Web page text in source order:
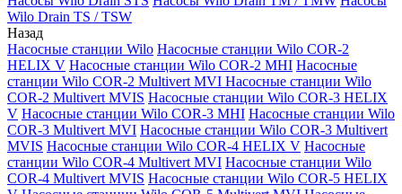
Wilo Drain TS / TSW
Назад
Насосные станции Wilo Насосные станции Wilo COR-2
HELIX V Насосные станции Wilo COR-2 MHI Насосные
станции Wilo COR-2 Multivert MVI Насосные станции Wilo
COR-2 Multivert MVIS Насосные станции Wilo COR-3 HELIX
V Насосные станции Wilo COR-3 MHI Насосные станции Wilo
COR-3 Multivert MVI Насосные станции Wilo COR-3 Multivert
MVIS Насосные станции Wilo COR-4 HELIX V Насосные
станции Wilo COR-4 Multivert MVI Насосные станции Wilo
COR-4 Multivert MVIS Насосные станции Wilo COR-5 HELIX